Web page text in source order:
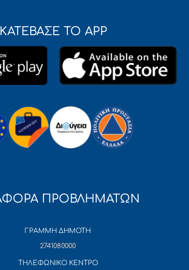
ΚΑΤΕΒΑΣΕ ΤΟ APP
ΠΡΟΒΛΗΜΑΤΩΝ
ΓΡΑΜΜΗ ΔΗΜΟΤΗ
2741080000
ΤΗΛΕΦΩΝΙΚΟ ΚΕΝΤΡΟ